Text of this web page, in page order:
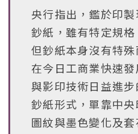
央行指出，鑑於印
鈔紙，雖有特定規格
但鈔紙本身沒有特殊
在今日工商業快速
與影印技術日益進
鈔紙形式，單靠中
圖紋與墨色變化及